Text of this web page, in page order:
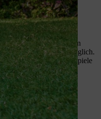
besten Ranker und
ab und geben einem
an Pflanzen möglich.
Einige Beispiele